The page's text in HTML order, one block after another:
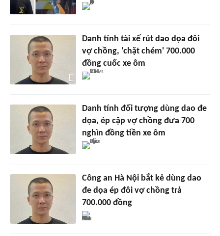
Danh tính tài xế rút dao dọa đôi
vợ chồng, 'chặt chém' 700.000
đồng cuốc xe ôm
Danh tính đối tượng dùng dao đe
dọa, ép cặp vợ chồng đưa 700
nghìn đồng tiền xe ôm
Công an Hà Nội bắt kẻ dùng dao
đe dọa ép đôi vợ chồng trả
700.000 đồng